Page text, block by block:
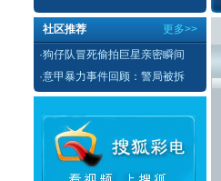
更多>>
社区推荐
·狗仔队冒死偷拍巨星亲密瞬间
·意甲暴力事件回顾：警局被拆